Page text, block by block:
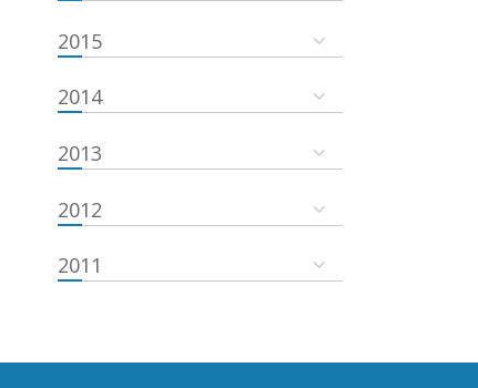
2015
2014
2013
2012
2011